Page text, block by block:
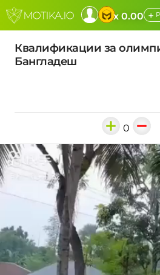
x 0.00 +
Квалификации за
Бангладеш
0